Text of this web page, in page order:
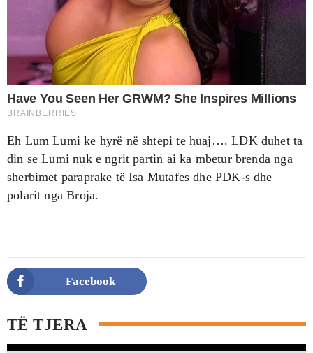
Eh Lum Lumi ke hyrë në shtepi te huaj…. LDK duhet ta
din se Lumi nuk e ngrit partin ai ka mbetur brenda nga
sherbimet paraprake të Isa Mutafes dhe PDK-s dhe
polarit nga Broja.
Facebook
TË TJERA